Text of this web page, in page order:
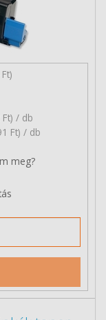
/ db
Ft) / db
meg?